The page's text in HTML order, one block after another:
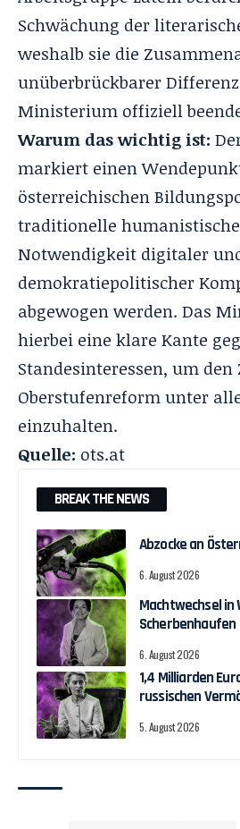
Schwächung der
weshalb sie die
unüberbrückbarer
Ministerium offiziell
Warum das wichtig ist:
markiert einen
österreichischen
traditionelle
Notwendigkeit digitaler
demokratiepolitischer
abgewogen werden. Das
hierbei eine klare Kante
Standesinteressen, um
Oberstufenreform unter
einzuhalten.
Quelle: ots.at
BREAK THE NEWS
Abzocke an
6. August 2026
Machtwechsel in
Scherbenhaufen
6. August 2026
1,4 Milliarden
russischen
5. August 2026